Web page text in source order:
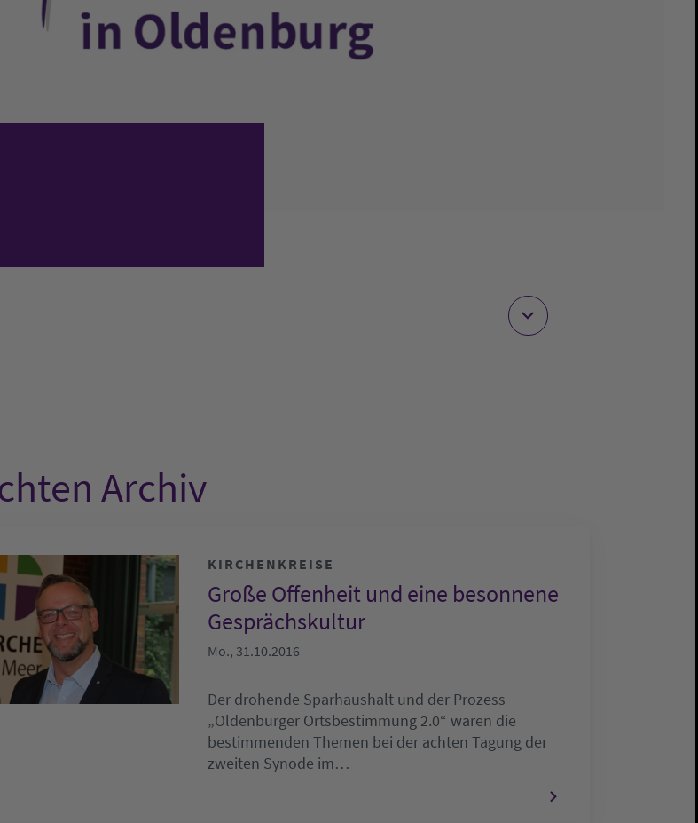
Archiv
KIRCHENKREISE
Große Offenheit und eine besonnene
Gesprächskultur
Mo., 31.10.2016
Der drohende Sparhaushalt und der Prozess
„Oldenburger Ortsbestimmung 2.0“ waren die
bestimmenden Themen bei der achten Tagung der
zweiten Synode im…